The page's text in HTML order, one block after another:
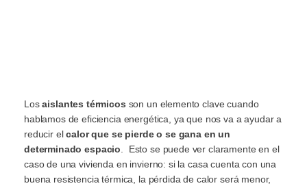
Losaislantes térmicos son un elemento clave cuando
hablamos de eficiencia energética, ya que nos va a ayudar a
reducir elcalor que se pierde o se gana en un
determinado espacio . Esto se puede ver claramente en el
caso de una vivienda en invierno: si la casa cuenta con una
buena resistencia térmica, la pérdida de calor será menor,